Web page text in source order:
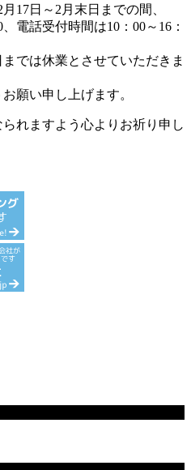
17日～2月末日までの間、
電話受付時間は10：00～16：
では休業とさせていただきま
願い申し上げます。
れますよう心よりお祈り申し